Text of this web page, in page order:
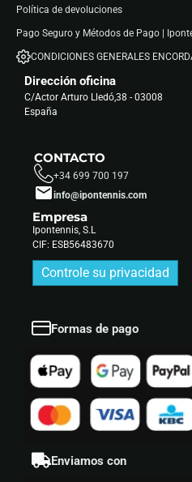
Política de devoluciones
Pago Seguro y Métodos de Pago |
CONDICIONES GENERALES
Dirección oficina
C/Actor Arturo Lledó,38 - 03008
España
CONTACTO
+34 699 700 197
info@ipontennis.com
Empresa
Ipontennis, S.L
CIF: ESB56483670
Controle su privacidad
Formas de pago
Enviamos con